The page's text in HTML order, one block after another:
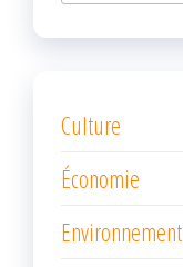
Culture
Économie
Environnement